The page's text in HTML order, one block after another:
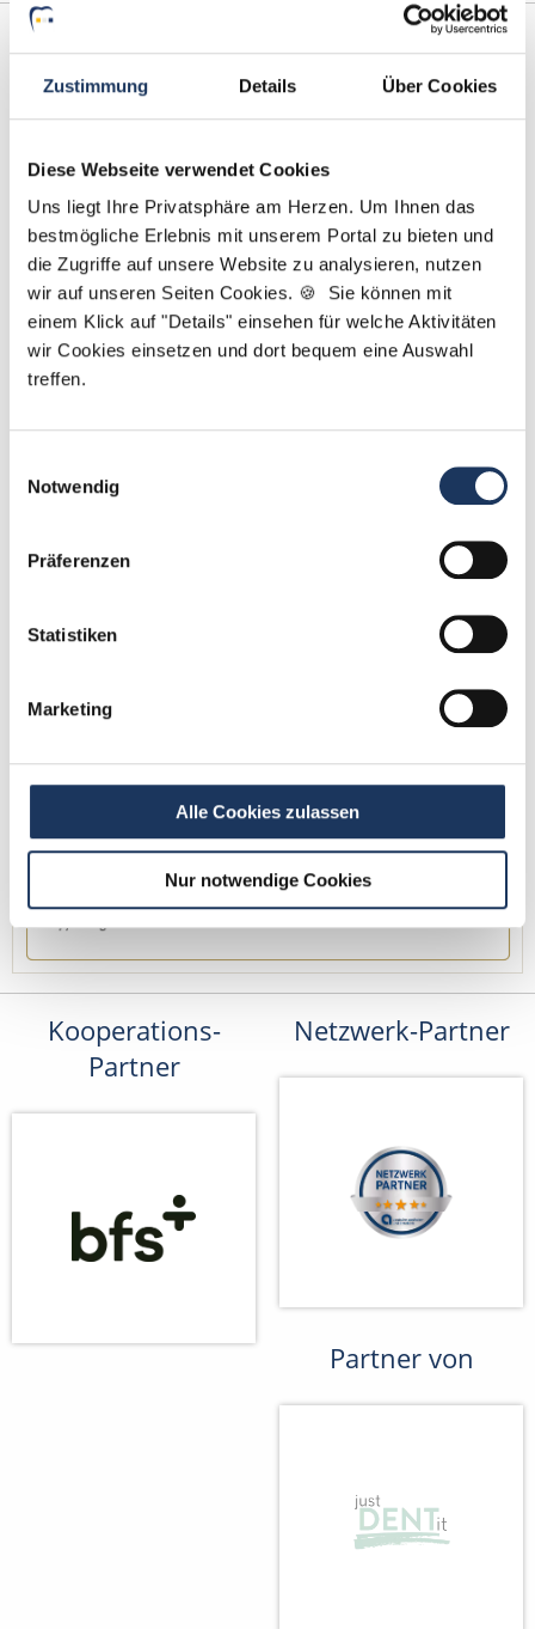
Zustimmung Details Über Cookies
Diese Webseite verwendet Cookies
Uns liegt Ihre Privatsphäre am Herzen. Um Ihnen das
bestmögliche Erlebnis mit unserem Portal zu bieten und
die Zugriffe auf unsere Website zu analysieren, nutzen
wir auf unseren Seiten Cookies. 🍪 Sie können mit
einem Klick auf "Details" einsehen für welche Aktivitäten
wir Cookies einsetzen und dort bequem eine Auswahl
treffen.
Notwendig
Präferenzen
Statistiken
Marketing
Alle Cookies zulassen
Nur notwendige Cookies
Robert Braun
Ansprechpartner
Ich unterstütze Sie gerne bei der Suche nach Ihrer
Traumstelle in Ihrer Wunschregion. Bei Fragen zu
Verfügung.
Jetzt zur kostenlosen Stellenanfrage
Kontakt
Tel.: +49 (0) 521 / 911 730 42
Kooperations-
Partner
Netzwerk-Partner
Partner von